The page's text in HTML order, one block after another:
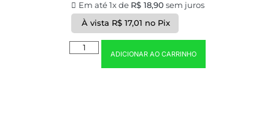
Em até 1x de R$18,90 sem juros
À vista R$ 17,01 no Pix
ADICIONAR AO CARRINHO